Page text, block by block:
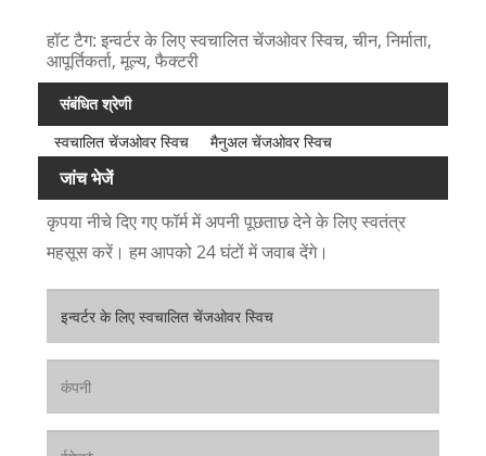
हॉट टैग: इन्वर्टर के लिए स्वचालित चेंजओवर स्विच, चीन, निर्माता,
आपूर्तिकर्ता, मूल्य, फैक्टरी
संबंधित श्रेणी
स्वचालित चेंजओवर स्विच
मैनुअल चेंजओवर स्विच
जांच भेजें
कृपया नीचे दिए गए फॉर्म में अपनी पूछताछ देने के लिए स्वतंत्र
महसूस करें। हम आपको 24 घंटों में जवाब देंगे।